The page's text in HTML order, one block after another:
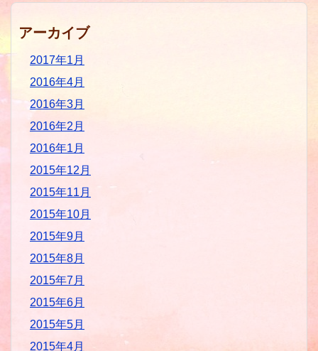
アーカイブ
2017年1月
2016年4月
2016年3月
2016年2月
2016年1月
2015年12月
2015年11月
2015年10月
2015年9月
2015年8月
2015年7月
2015年6月
2015年5月
2015年4月